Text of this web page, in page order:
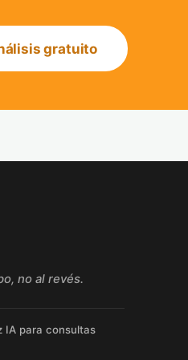
gratuito
no al revés.
IA para consultas